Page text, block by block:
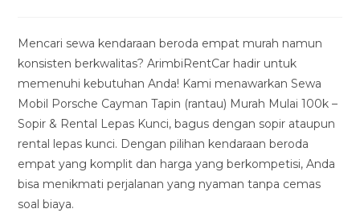
Mencari sewa kendaraan beroda empat murah namun
konsisten berkwalitas? ArimbiRentCar hadir untuk
memenuhi kebutuhan Anda! Kami menawarkan Sewa
Mobil Porsche Cayman Tapin (rantau) Murah Mulai 100k –
Sopir & Rental Lepas Kunci, bagus dengan sopir ataupun
rental lepas kunci. Dengan pilihan kendaraan beroda
empat yang komplit dan harga yang berkompetisi, Anda
bisa menikmati perjalanan yang nyaman tanpa cemas
soal biaya.